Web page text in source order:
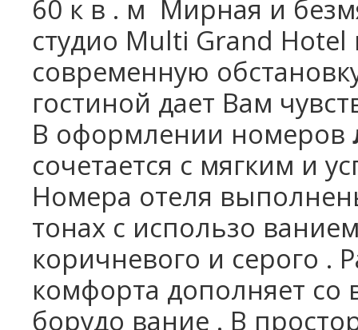
60 к в . м Мирная и
студио Multi Grand
современную
гостиной дает Вам
В оформлении номеров
сочетается с мягким и
Номера отеля
тонах с использо
коричневого и серого .
комфорта дополняет со
борудо вание . В